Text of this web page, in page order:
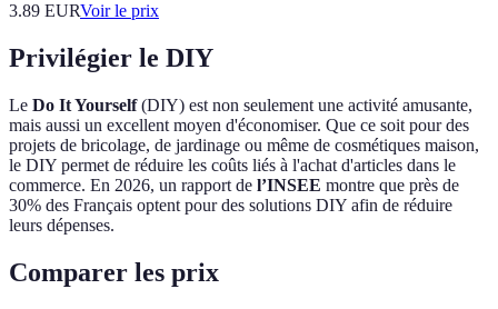
3.89 EURVoir le prix
Privilégier le DIY
Le Do It Yourself(DIY) est non seulement une activité amusante,
mais aussi un excellent moyen d'économiser. Que ce soit pour des
projets de bricolage, de jardinage ou même de cosmétiques maison,
le DIY permet de réduire les coûts liés à l'achat d'articles dans le
commerce. En 2026, un rapport de l’INSEE montre que près de
30% des Français optent pour des solutions DIY afin de réduire
leurs dépenses.
Comparer les prix